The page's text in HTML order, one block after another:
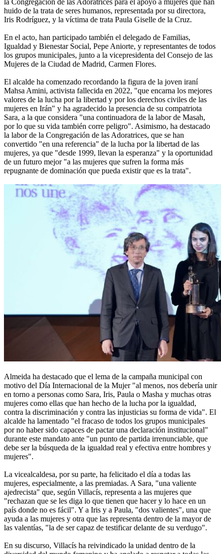
la Congregación de las Adoratrices para el apoyo a mujeres que han
huido de la trata de seres humanos, representada por su directora,
Iris Rodríguez, y la víctima de trata Paula Giselle de la Cruz.
En el acto, han participado también el delegado de Familias,
Igualdad y Bienestar Social, Pepe Aniorte, y representantes de todos
los grupos municipales, junto a la vicepresidenta del Consejo de las
Mujeres de la Ciudad de Madrid, Carmen Flores.
El alcalde ha comenzado recordando la figura de la joven iraní
Mahsa Amini, activista fallecida en 2022, "que encarna los mejores
valores de la lucha por la libertad y por los derechos civiles de las
mujeres en Irán" y ha agradecido la presencia de su compatriota
Sara, a la que considera "una continuadora de la labor de Masah,
por lo que su vida también corre peligro". Asimismo, ha destacado
la labor de la Congregación de las Adoratrices, que se han
convertido "en una referencia" de la lucha por la libertad de las
mujeres, ya que "desde 1999, llevan la esperanza" y la oportunidad
de un futuro mejor "a las mujeres que sufren la forma más
repugnante de dominación que pueda existir que es la trata".
Almeida ha destacado que el lema de la campaña municipal con
motivo del Día Internacional de la Mujer "al menos, nos debería unir
en torno a personas como Sara, Iris, Paula o Masha y muchas otras
mujeres como ellas que han hecho de la lucha por la igualdad,
contra la discriminación y contra las injusticias su forma de vida". El
alcalde ha lamentado "el fracaso de todos los grupos municipales
por no haber sido capaces de pactar una declaración institucional"
durante este mandato ante "un punto de partida irrenunciable, que
debe ser la búsqueda de la igualdad real y efectiva entre hombres y
mujeres".
La vicealcaldesa, por su parte, ha felicitado el día a todas las
mujeres, especialmente, a las premiadas. A Sara, "una valiente
ajedrecista" que, según Villacís, representa a las mujeres que
"rechazan que se les diga lo que tienen que hacer y lo hace en un
país donde no es fácil". Y a Iris y a Paula, "dos valientes", una que
ayuda a las mujeres y otra que las representa dentro de la mayor de
las valentías, "la de ser capaz de testificar delante de su verdugo".
En su discurso, Villacís ha reivindicado la unidad dentro de la